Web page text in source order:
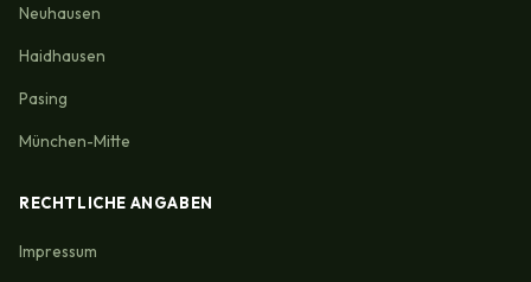
Neuhausen
Haidhausen
Pasing
München-Mitte
RECHTLICHE ANGABEN
Impressum